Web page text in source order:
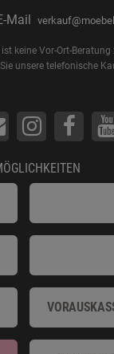
Mail
keine Vor-Ort-
unsere telefonische